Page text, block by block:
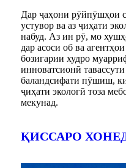
Дар ҷаҳони рӯйпӯшҳои
устувор ва аз ҷиҳати
набуд. Аз ин рӯ, мо
дар асоси об ва
бозигарии худро
инноватсионӣ
баландсифати пӯшиш,
ҷиҳати экологӣ тоза
мекунад.
ҚИССАРО